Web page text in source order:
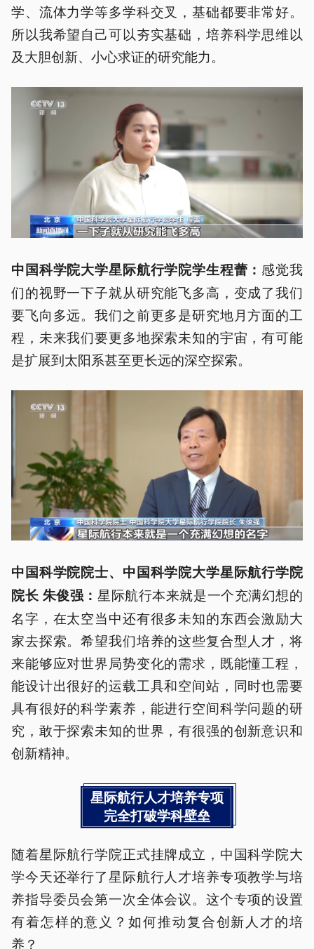
学、流体力学等多学科交叉，基础都要非常好。
所以我希望自己可以夯实基础，培养科学思维以
及大胆创新、小心求证的研究能力。
中国科学院大学星际航行学院学生程蕾 ： 感觉我
们的视野一下子就从研究能飞多高，变成了我们
要飞向多远。我们之前更多是研究地月方面的工
程，未来我们要更多地探索未知的宇宙，有可能
是扩展到太阳系甚至更长远的深空探索。
中国科学院院士、中国科学院大学星际航行学院
院长 朱俊强：星际航行本来就是一个充满幻想的
名字，在太空当中还有很多未知的东西会激励大
家去探索。希望我们培养的这些复合型人才，将
来能够应对世界局势变化的需求，既能懂工程，
能设计出很好的运载工具和空间站，同时也需要
具有很好的科学素养，能进行空间科学问题的研
究，敢于探索未知的世界，有很强的创新意识和
创新精神。
星际航行人才培养专项
完全打破学科壁垒
随着星际航行学院正式挂牌成立，中国科学院大
学今天还举行了星际航行人才培养专项教学与培
养指导委员会第一次全体会议。这个专项的设置
有着怎样的意义？如何推动复合创新人才的培
养？